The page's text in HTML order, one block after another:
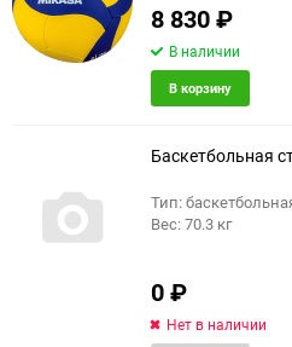
8 830₽
В наличии
В корзину
Баскетбольная
Тип:
Вес: 70.3 кг
0₽
Нет в наличии